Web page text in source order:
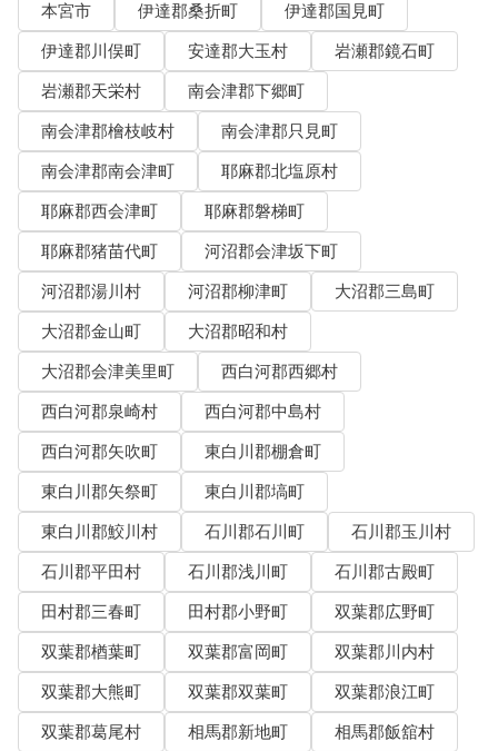
本宮市
伊達郡桑折町
伊達郡国見町
伊達郡川俣町
安達郡大玉村
岩瀬郡鏡石町
岩瀬郡天栄村
南会津郡下郷町
南会津郡檜枝岐村
南会津郡只見町
南会津郡南会津町
耶麻郡北塩原村
耶麻郡西会津町
耶麻郡磐梯町
耶麻郡猪苗代町
河沼郡会津坂下町
河沼郡湯川村
河沼郡柳津町
大沼郡三島町
大沼郡金山町
大沼郡昭和村
大沼郡会津美里町
西白河郡西郷村
西白河郡泉崎村
西白河郡中島村
西白河郡矢吹町
東白川郡棚倉町
東白川郡矢祭町
東白川郡塙町
東白川郡鮫川村
石川郡石川町
石川郡玉川村
石川郡平田村
石川郡浅川町
石川郡古殿町
田村郡三春町
田村郡小野町
双葉郡広野町
双葉郡楢葉町
双葉郡富岡町
双葉郡川内村
双葉郡大熊町
双葉郡双葉町
双葉郡浪江町
双葉郡葛尾村
相馬郡新地町 相馬郡飯舘村